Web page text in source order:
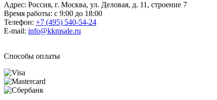
Адрес: Россия, г. Москва, ул. Деловая, д. 11, строение 7
Время работы: с 9:00 до 18:00
Телефон: +7 (495) 540-54-24
E-mail: info@kkmsale.ru
Способы оплаты